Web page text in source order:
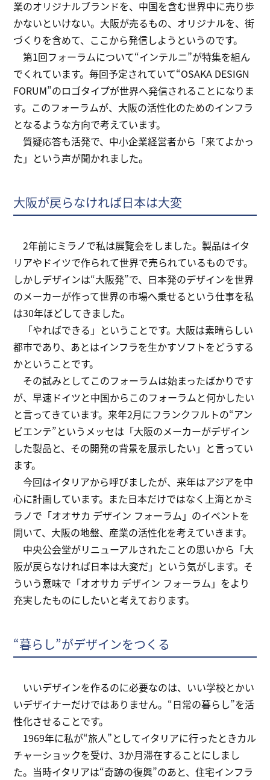
業のオリジナルブランドを、中国を含む世界中に売り歩
かないといけない。大阪が売るもの、オリジナルを、街
づくりを含めて、ここから発信しようというのです。
第1回フォーラムについて“インテルニ”が特集を組ん
でくれています。毎回予定されていて“OSAKA DESIGN
FORUM”のロゴタイプが世界へ発信されることになりま
す。このフォーラムが、大阪の活性化のためのインフラ
となるような方向で考えています。
質疑応答も活発で、中小企業経営者から「来てよかっ
た」という声が聞かれました。
大阪が戻らなければ日本は大変
2年前にミラノで私は展覧会をしました。製品はイタ
リアやドイツで作られて世界で売られているものです。
しかしデザインは“大阪発”で、日本発のデザインを世界
のメーカーが作って世界の市場へ乗せるという仕事を私
は30年ほどしてきました。
「やればできる」ということです。大阪は素晴らしい
都市であり、あとはインフラを生かすソフトをどうする
かということです。
その試みとしてこのフォーラムは始まったばかりです
が、早速ドイツと中国からこのフォーラムと何かしたい
と言ってきています。来年2月にフランクフルトの“アン
ビエンテ”というメッセは「大阪のメーカーがデザイン
した製品と、その開発の背景を展示したい」と言ってい
ます。
今回はイタリアから呼びましたが、来年はアジアを中
心に計画しています。また日本だけではなく上海とかミ
ラノで「オオサカ デザイン フォーラム」のイベントを
開いて、大阪の地盤、産業の活性化を考えていきます。
中央公会堂がリニューアルされたことの思いから「大
阪が戻らなければ日本は大変だ」という気がします。そ
ういう意味で「オオサカ デザイン フォーラム」をより
充実したものにしたいと考えております。
“暮らし”がデザインをつくる
いいデザインを作るのに必要なのは、いい学校とかい
いデザイナーだけではありません。“日常の暮らし”を活
性化させることです。
1969年に私が“旅人”としてイタリアに行ったときカル
チャーショックを受け、3か月滞在することにしまし
た。当時イタリアは“奇跡の復興”のあと、住宅インフラ